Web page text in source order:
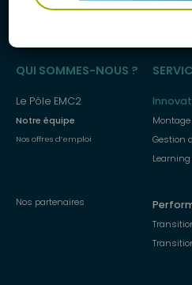
principal
QUI SOMMES-NOUS ?
Le Pôle EMC2
Notre équipe
Nos offres d’emploi
Nos partenaires
Gestion